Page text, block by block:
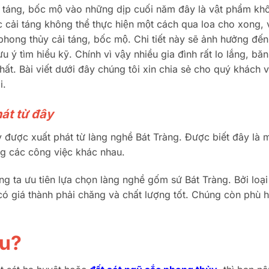
bốc mộ vào những dịp cuối năm đây là vật phẩm
táng không thể thực hiện một cách qua loa cho xong,
thủy cải táng, bốc mộ. Chi tiết này sẽ ảnh hưởng
ý tìm hiểu kỹ. Chính vì vậy nhiều gia đình rất lo lắng,
Bài viết dưới đây chúng tôi xin chia sẻ cho quý khách
từ đây
xuất phát từ làng nghề Bát Tràng. Được biết đây là
các công việc khác nhau.
ta ưu tiên lựa chọn làng nghề gốm sứ Bát Tràng. Bởi
giá thành phải chăng và chất lượng tốt. Chúng còn phù